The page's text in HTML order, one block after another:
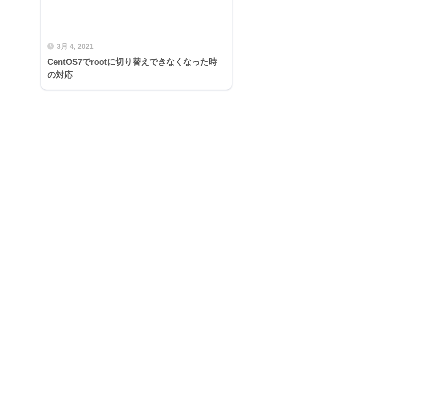
3月 4, 2021
CentOS7でrootに切り替えできなくなった時
の対応